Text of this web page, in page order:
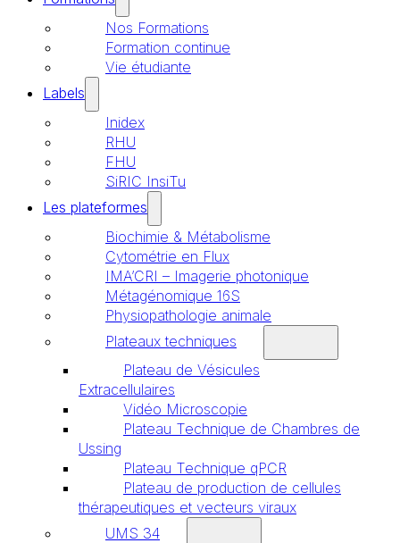
Nos Formations
Formation continue
Vie étudiante
Labels
Inidex
RHU
FHU
SiRIC InsiTu
Les plateformes
Biochimie & Métabolisme
Cytométrie en Flux
IMA’CRI – Imagerie photonique
Métagénomique 16S
Physiopathologie animale
Plateaux techniques
Plateau de Vésicules
Extracellulaires
Vidéo Microscopie
Plateau Technique de Chambres de
Ussing
Plateau Technique qPCR
Plateau de production de cellules
thérapeutiques et vecteurs viraux
UMS 34